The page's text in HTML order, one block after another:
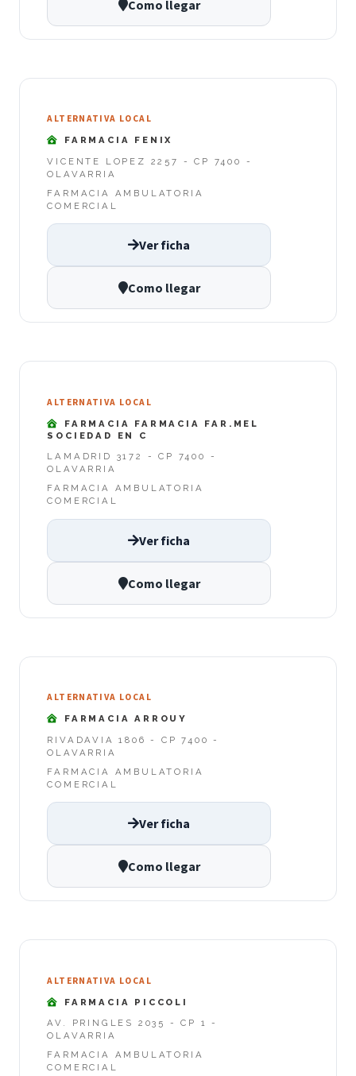
Como llegar
ALTERNATIVA LOCAL
FARMACIA FENIX
VICENTE LOPEZ 2257 - CP 7400 -
OLAVARRIA
FARMACIA AMBULATORIA
COMERCIAL
Ver ficha
Como llegar
ALTERNATIVA LOCAL
FARMACIA FARMACIA FAR.MEL
SOCIEDAD EN C
LAMADRID 3172 - CP 7400 -
OLAVARRIA
FARMACIA AMBULATORIA
COMERCIAL
Ver ficha
Como llegar
ALTERNATIVA LOCAL
FARMACIA ARROUY
RIVADAVIA 1806 - CP 7400 -
OLAVARRIA
FARMACIA AMBULATORIA
COMERCIAL
Ver ficha
Como llegar
ALTERNATIVA LOCAL
FARMACIA PICCOLI
AV. PRINGLES 2035 - CP 1 -
OLAVARRIA
FARMACIA AMBULATORIA
COMERCIAL